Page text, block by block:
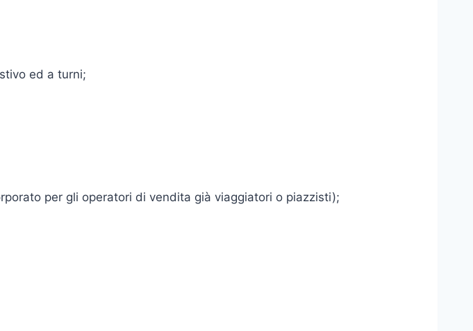
ed a turni;
per gli operatori di vendita già viaggiatori o piazzisti);